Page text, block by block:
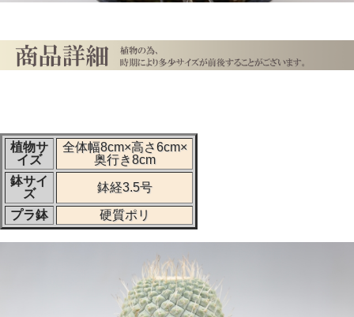
植物サ
イズ
全体幅8cm×高さ6cm×
奥行き8cm
鉢サイ
ズ
鉢経3.5号
プラ鉢 硬質ポリ